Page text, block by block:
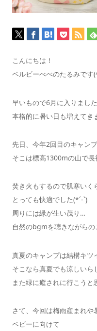
こんにちは！
ベルビーべべのたるみです
早いもので6月に入りまし
本格的に暑い日も増えてき
先日、今年2回目のキャン
そこは標高1300mの山で長
焚き火もするので肌寒いく
とっても快適でした(*´-`)
周りには緑が生い茂り…
自然のbgmを聴きながら
真夏のキャンプは結構キツ
そこなら真夏でも涼しいら
また緑に癒されに行こうと
さて、今回は梅雨産まれや
ベビーに向けて